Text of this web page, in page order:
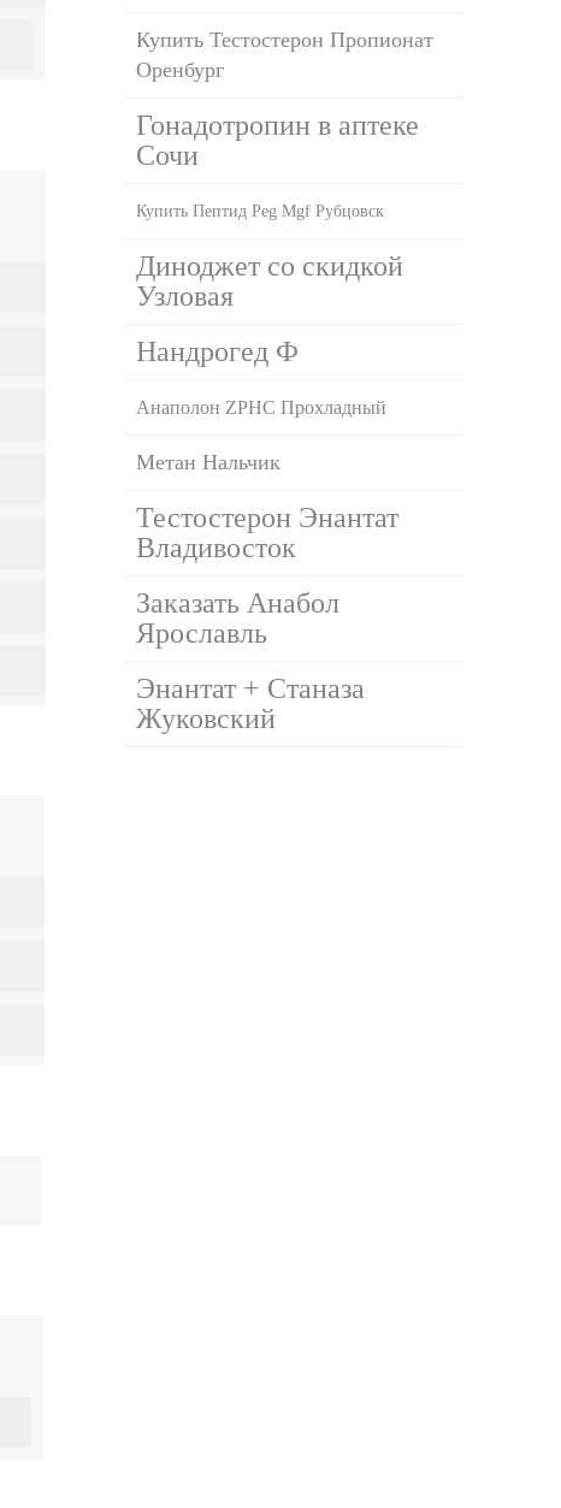
Купить Тестостерон Пропионат
Оренбург
Гонадотропин в аптеке
Сочи
Купить Пептид Peg Mgf Рубцовск
Диноджет со скидкой
Узловая
Нандрогед Ф
Анаполон ZPHC Прохладный
Метан Нальчик
Тестостерон Энантат
Владивосток
Заказать Анабол
Ярославль
Энантат + Станаза
Жуковский